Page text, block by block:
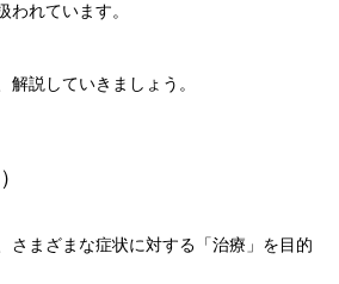
われています。
解説していきましょう。
さまざまな症状に対する「治療」を目的